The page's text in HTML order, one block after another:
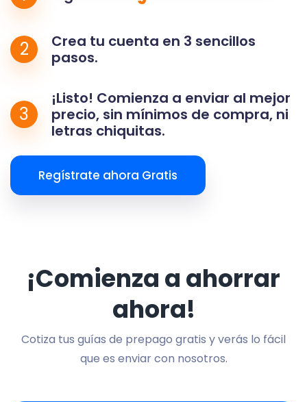
2
Crea tu cuenta en 3 sencillos
pasos.
3
¡Listo! Comienza a enviar al mejor
precio, sin mínimos de compra, ni
letras chiquitas.
Regístrate ahora Gratis
¡Comienza a ahorrar
ahora!
Cotiza tus guías de prepago gratis y verás lo fácil
que es enviar con nosotros.